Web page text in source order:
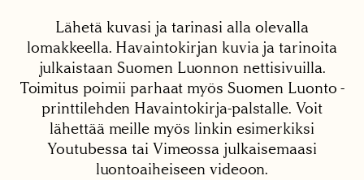
Lähetä kuvasi ja tarinasi alla olevalla
lomakkeella. Havaintokirjan kuvia ja tarinoita
julkaistaan Suomen Luonnon nettisivuilla.
Toimitus poimii parhaat myös Suomen Luonto -
printtilehden Havaintokirja-palstalle. Voit
lähettää meille myös linkin esimerkiksi
Youtubessa tai Vimeossa julkaisemaasi
luontoaiheiseen videoon.